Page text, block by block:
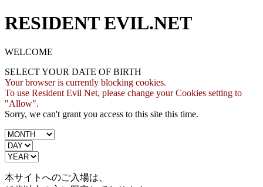
RESIDENT EVIL.NET
WELCOME
SELECT YOUR DATE OF BIRTH
Your browser is currently blocking cookies.
To use Resident Evil Net, please change your Cookies setting to
"Allow".
Sorry, we can't grant you access to this site this time.
本サイトへのご入場は、